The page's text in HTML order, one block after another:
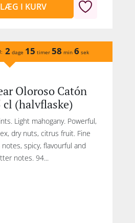
LÆG I KURV
2 dage 15 timer 58 min 6 sek
Oloroso Catón
cl (halvflaske)
Light mahogany. Powerful,
dry nuts, citrus fruit. Fine
spicy, flavourful and
notes. 94...